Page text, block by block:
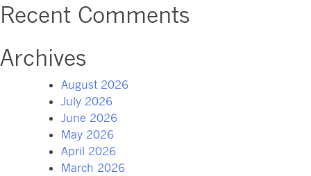
Recent Comments
Archives
August 2026
July 2026
June 2026
May 2026
April 2026
March 2026